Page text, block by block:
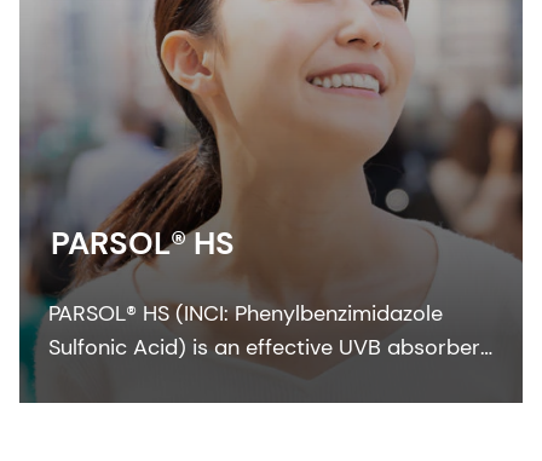
PARSOL® HS
PARSOL® HS (INCI: Phenylbenzimidazole
Sulfonic Acid) is an effective UVB absorber